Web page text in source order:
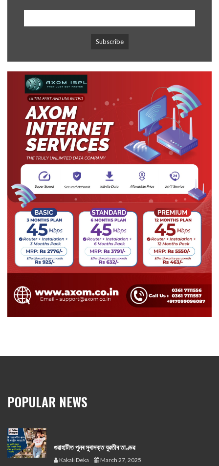
POPULAR NEWS
গুৱাহাটীত পুনৰ সুৰাসক্ত যুৱতীৰ তাণ্ডৱ
Kakali Deka March 27, 2025